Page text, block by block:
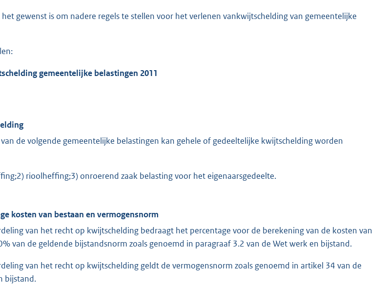
gewenst is om nadere regels te stellen voor het verlenen vankwijtschelding van gemeentelijke
gemeentelijke belastingen 2011
de volgende gemeentelijke belastingen kan gehele of gedeeltelijke kwijtschelding worden
rioolheffing;3) onroerend zaak belasting voor het eigenaarsgedeelte.
kosten van bestaan en vermogensnorm
van het recht op kwijtschelding bedraagt het percentage voor de berekening van de kosten van
van de geldende bijstandsnorm zoals genoemd in paragraaf 3.2 van de Wet werk en bijstand.
van het recht op kwijtschelding geldt de vermogensnorm zoals genoemd in artikel 34 van de
bijstand.